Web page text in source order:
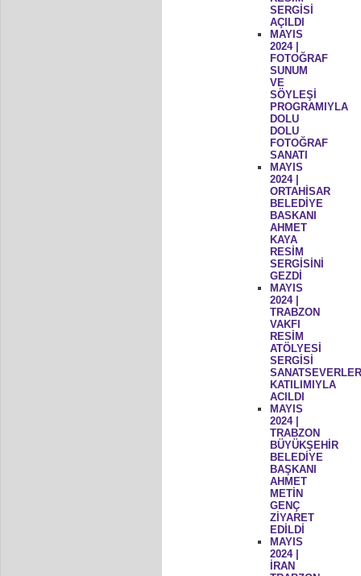
SERGİSİ
AÇILDI
MAYIS
2024 |
FOTOĞRAF
SUNUM
VE
SÖYLEŞİ
PROGRAMIYLA
DOLU
DOLU
FOTOĞRAF
SANATI
MAYIS
2024 |
ORTAHİSAR
BELEDİYE
BASKANI
AHMET
KAYA
RESİM
SERGİSİNİ
GEZDİ
MAYIS
2024 |
TRABZON
VAKFI
RESİM
ATÖLYESİ
SERGİSİ
KATILIMIYLA
ACILDI
MAYIS
2024 |
TRABZON
BÜYÜKŞEHİR
BELEDİYE
BAŞKANI
AHMET
METİN
GENÇ
ZİYARET
EDİLDİ
MAYIS
2024 |
İRAN